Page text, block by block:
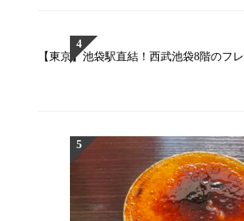
【東京】池袋駅直結！西武池袋8階のフ